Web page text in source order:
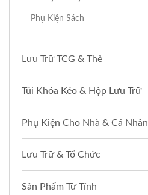
Phụ Kiện Sách
Lưu Trữ TCG & Thẻ
Túi Khóa Kéo & Hộp Lưu Trữ
Phụ Kiện Cho Nhà & Cá Nhân
Lưu Trữ & Tổ Chức
Sản Phẩm Từ Tính